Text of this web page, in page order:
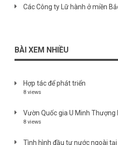
Các Công ty Lữ hành ở miền
BÀI XEM NHIỀU
Hợp tác để phát triển
8 views
Vườn Quốc gia U Minh Thượng
8 views
Tình hình đầu tư nước ngoài